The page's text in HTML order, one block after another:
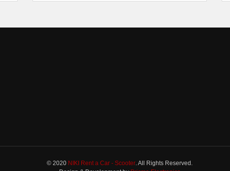
© 2020 NIKI Rent a Car - Scooter. All Rights Reserved.